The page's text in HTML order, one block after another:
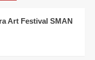
Art Festival SMAN